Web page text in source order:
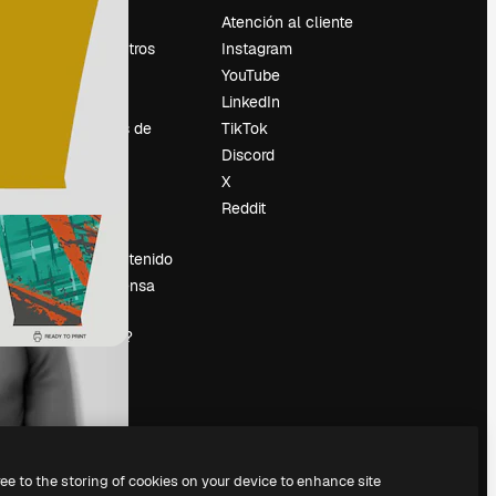
Precios
Sobre nosotros
Reviews
Empleo
Tendencias de
búsqueda
Blog
Slidesgo
Vender contenido
Sala de prensa
¿Buscas
magnific.ai?
Atención al cliente
Instagram
YouTube
LinkedIn
TikTok
Discord
X
Reddit
to the storing of cookies on your device to enhance site